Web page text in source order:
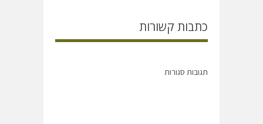
כתבות קשורות
תגובות סגורות